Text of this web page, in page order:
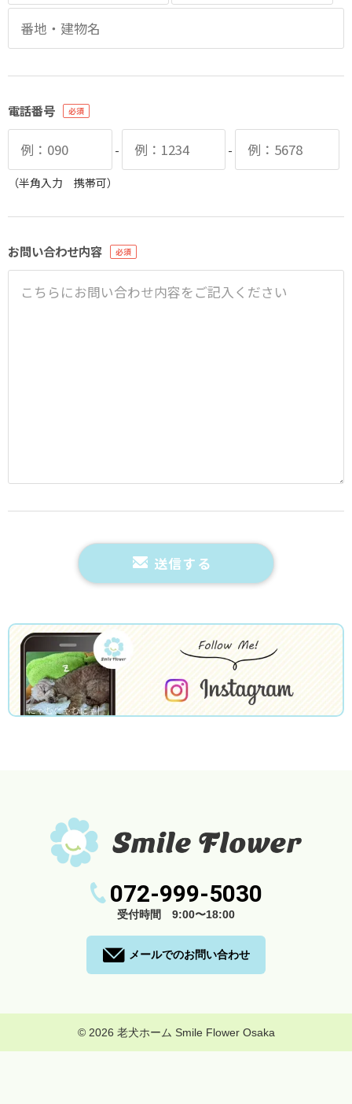
電話番号
- -
（半角入力 携帯可）
お問い合わせ内容
072-999-5030
受付時間 9:00〜18:00
メールでのお問い合わせ
© 2026 老犬ホーム Smile Flower Osaka